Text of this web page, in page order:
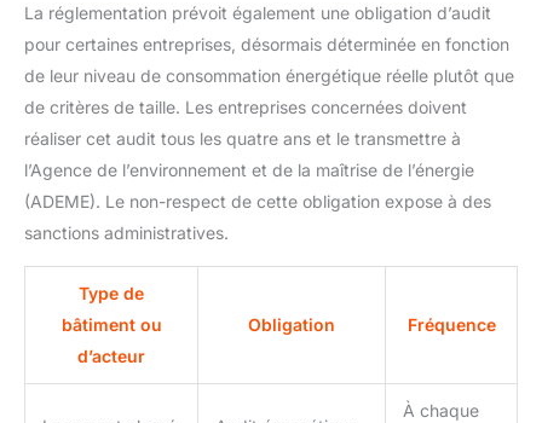
La réglementation prévoit également une obligation d’audit
pour certaines entreprises, désormais déterminée en fonction
de leur niveau de consommation énergétique réelle plutôt que
de critères de taille. Les entreprises concernées doivent
réaliser cet audit tous les quatre ans et le transmettre à
l’Agence de l’environnement et de la maîtrise de l’énergie
(ADEME). Le non-respect de cette obligation expose à des
sanctions administratives.
Type de
bâtiment ou
d’acteur
Obligation Fréquence
À chaque